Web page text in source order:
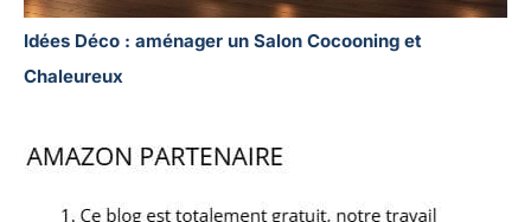
Idées Déco : aménager un Salon Cocooning et
Chaleureux